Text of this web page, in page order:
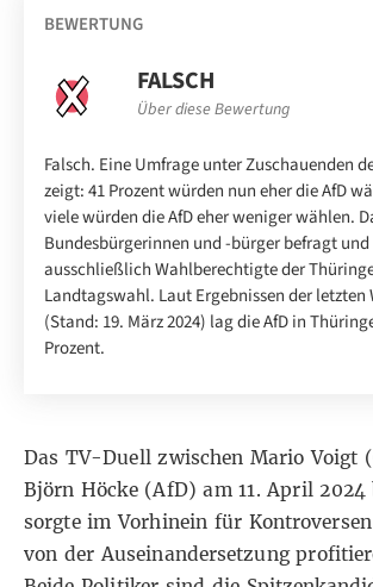
BEWERTUNG
FALSCH
Über diese Bewertung
Falsch. Eine Umfrage unter Zuschauenden
zeigt: 41 Prozent würden nun eher die AfD
viele würden die AfD eher weniger wählen.
Bundesbürgerinnen und -bürger befragt
ausschließlich Wahlberechtigte der
Landtagswahl. Laut Ergebnissen der letzten
(Stand: 19. März 2024) lag die AfD in
Prozent.
Das TV-Duell zwischen Mario Voigt
Björn Höcke (AfD) am 11. April
sorgte imVorhinein für Kontroversen
von der Auseinandersetzung